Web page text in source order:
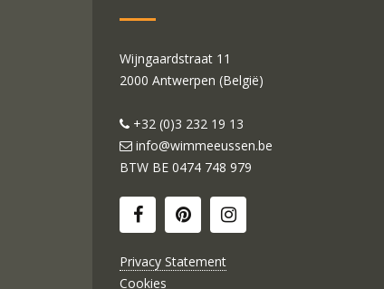
Wijngaardstraat 11
2000 Antwerpen (België)
+32 (0)3 232 19 13
info@wimmeeussen.be
BTW BE 0474 748 979
Privacy Statement
Cookies